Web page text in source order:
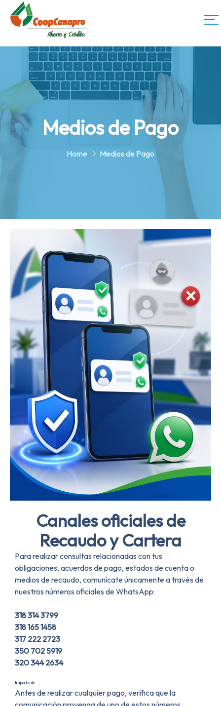
Medios de Pago
Home Medios de Pago
Canales oficiales de
Recaudo y Cartera
Para realizar consultas relacionadas con tus
obligaciones, acuerdos de pago, estados de cuenta o
medios de recaudo, comunícate únicamente a través de
nuestros números oficiales de WhatsApp:
318 314 3799
318 165 1458
317 222 2723
350 702 5919
320 344 2634
Importante
Antes de realizar cualquier pago, verifica que la